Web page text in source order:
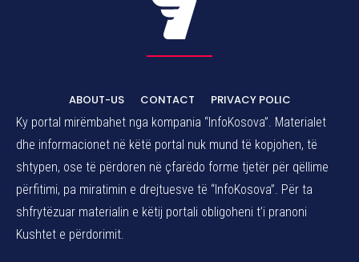
ABOUT-US CONTACT
PRIVACY POLIC
Ky portal mirëmbahet nga kompania “InfoKosova”. Materialet
dhe informacionet në këtë portal nuk mund të kopjohen, të
shtypen, ose të përdoren në çfarëdo forme tjetër për qëllime
përfitimi, pa miratimin e drejtuesve të “InfoKosova”. Për ta
shfrytëzuar materialin e këtij portali obligoheni t’i pranoni
Kushtet e përdorimit.